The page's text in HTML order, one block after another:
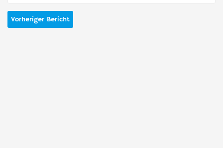
Vorheriger Bericht